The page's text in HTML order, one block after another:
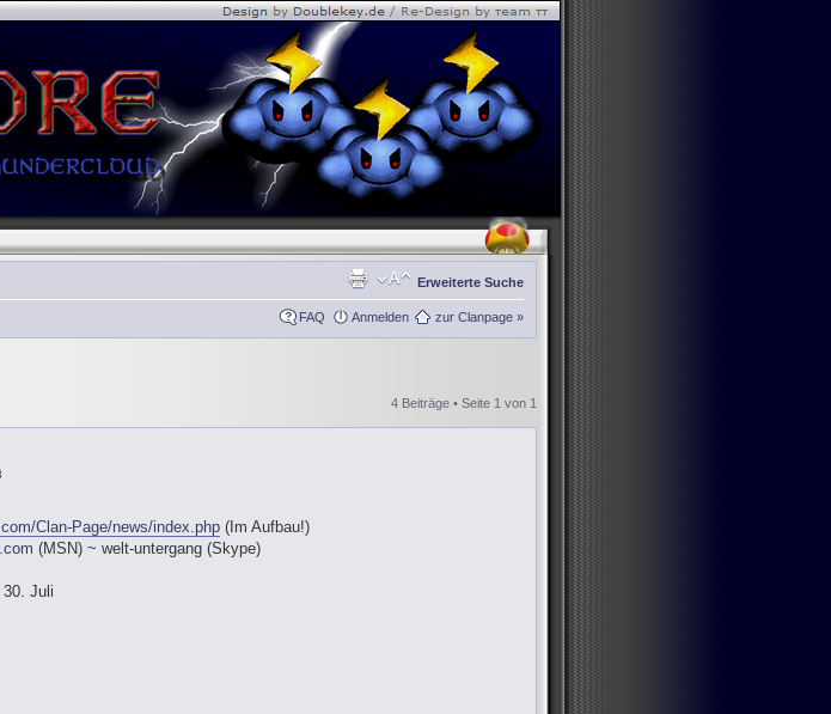
Erweiterte Suche
FAQ Anmelden zur Clanpage »
4 Beiträge • Seite 1 von 1
Clan-Page/news/index.php (Im Aufbau!)
(MSN) ~ welt-untergang (Skype)
30. Juli